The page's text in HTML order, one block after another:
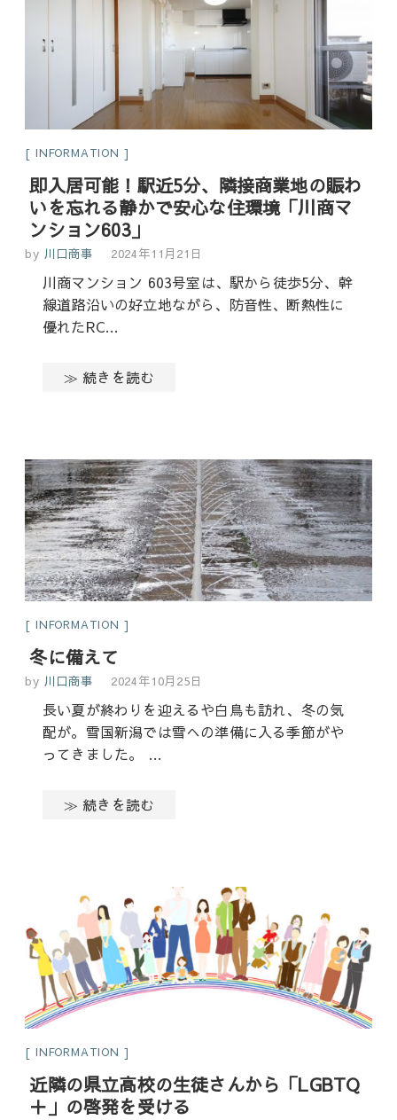
INFORMATION
即入居可能！駅近5分、隣接商業地の賑わ
いを忘れる静かで安心な住環境「川商マ
ンション603」
by 川口商事 2024年11月21日
川商マンション 603号室は、駅から徒歩5分、幹
線道路沿いの好立地ながら、防音性、断熱性に
優れたRC…
≫ 続きを読む
INFORMATION
冬に備えて
by 川口商事 2024年10月25日
長い夏が終わりを迎えるや白鳥も訪れ、冬の気
配が。雪国新潟では雪への準備に入る季節がや
ってきました。 …
≫ 続きを読む
INFORMATION
近隣の県立高校の生徒さんから「LGBTQ
＋」の啓発を受ける